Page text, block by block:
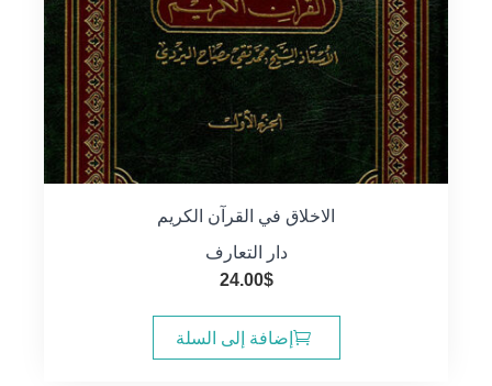
الاخلاق في القرآن الكريم
دار التعارف
24.00$
إضافة إلى السلة